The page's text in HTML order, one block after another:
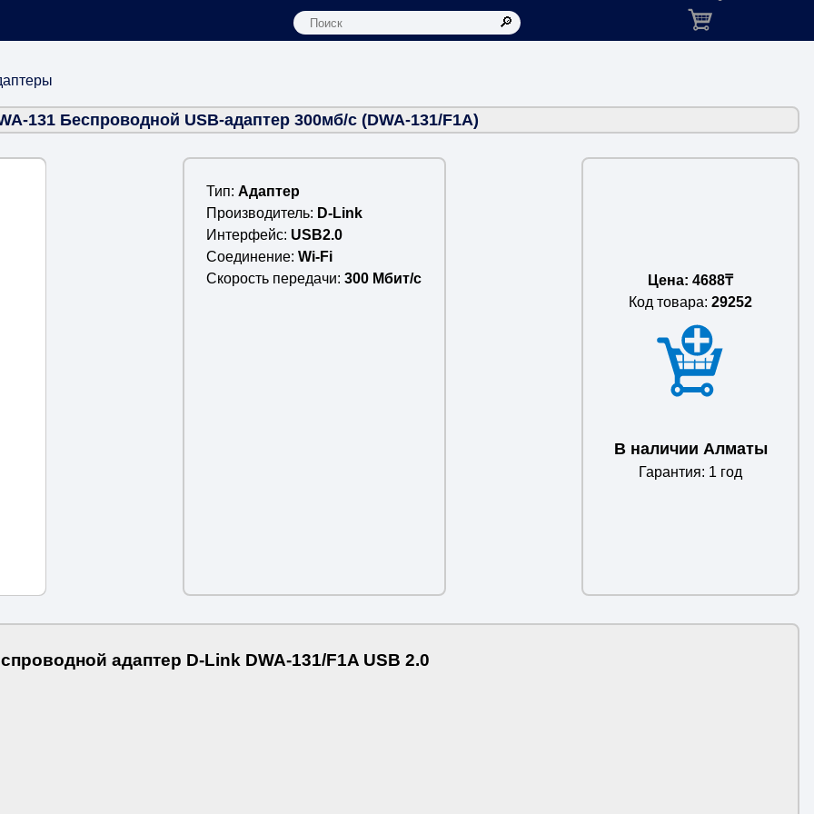
Корзина: товаров в
131 Беспроводной USB-адаптер 300мб/с (DWA-131/F1A)
Тип Адаптер
Производитель
D-Link
Интерфейс USB2.0
Соединение Wi-Fi
Скороcть передачи 300 Мбит/с
Цена: 4688₸
Код товара: 29252
В наличии Алматы
Гарантия: 1 год
адаптер D-Link DWA-131/F1A USB 2.0